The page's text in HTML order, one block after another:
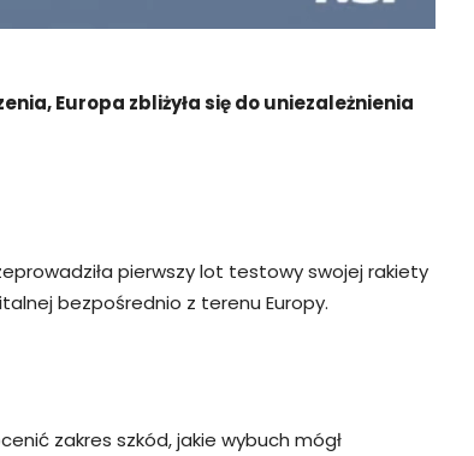
Europa zbliżyła się do uniezależnienia
pierwszy lot testowy swojej rakiety
bezpośrednio z terenu Europy.
zakres szkód, jakie wybuch mógł